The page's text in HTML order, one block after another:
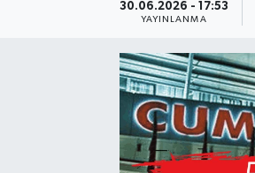
30.06.2026 - 17:53
YAYINLANMA
Röportajlar